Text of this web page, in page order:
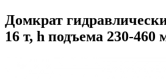
Домкрат
16 т, h подъема 230-460